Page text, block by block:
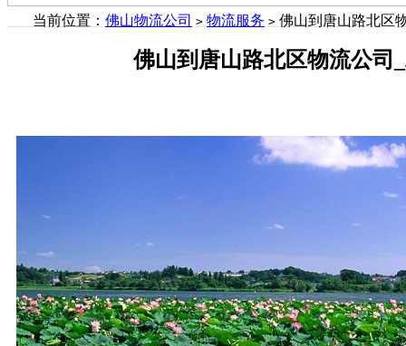
当前位置： 佛山物流公司 > 物流服务 > 佛山到唐山路北区
佛山到唐山路北区物流公司